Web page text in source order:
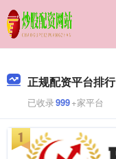
正规配资平台排行
已收录999+家平台